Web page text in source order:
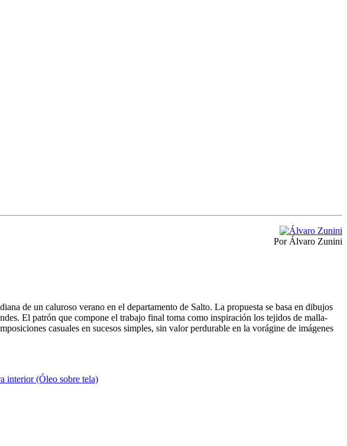
Por Álvaro Zunini
de un caluroso verano en el departamento de Salto. La propuesta se basa en dibujos
El patrón que compone el trabajo final toma como inspiración los tejidos de malla-
casuales en sucesos simples, sin valor perdurable en la vorágine de imágenes